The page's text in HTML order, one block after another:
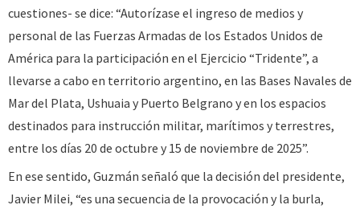
cuestiones- se dice: “Autorízase el ingreso de medios y
personal de las Fuerzas Armadas de los Estados Unidos de
América para la participación en el Ejercicio “Tridente”, a
llevarse a cabo en territorio argentino, en las Bases Navales de
Mar del Plata, Ushuaia y Puerto Belgrano y en los espacios
destinados para instrucción militar, marítimos y terrestres,
entre los días 20 de octubre y 15 de noviembre de 2025”.
En ese sentido, Guzmán señaló que la decisión del presidente,
Javier Milei, “es una secuencia de la provocación y la burla,